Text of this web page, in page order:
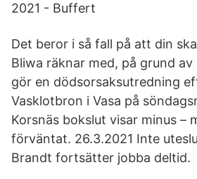
2021 - Buffert
Det beror i så fall på att din
Bliwa räknar med, på grund av
gör en dödsorsaksutredning
Vasklotbron i Vasa på
Korsnäs bokslut visar minus –
förväntat. 26.3.2021 Inte
Brandt fortsätter jobba deltid.